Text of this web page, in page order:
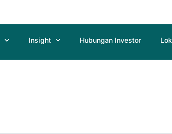
Insight Hubungan Investor